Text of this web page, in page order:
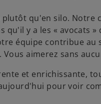
o
qu'en silo. Notre
qu'il y a les « avocats
équipe contribue au
aimerez sans
et enrichissante,
pour voir